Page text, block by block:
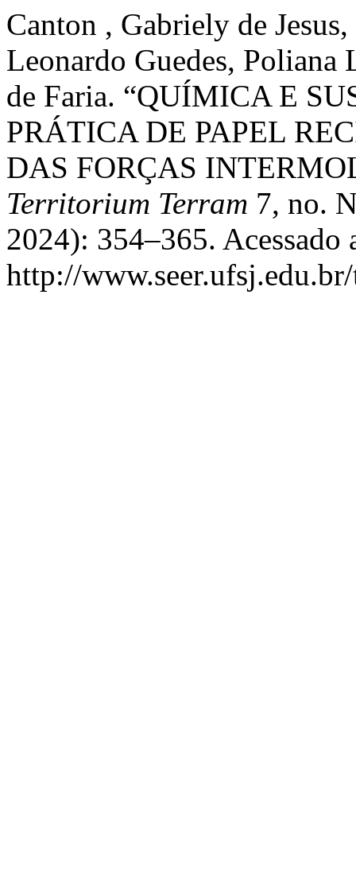
Canton , Gabriely de
Leonardo Guedes, Poliana
de Faria. “QUÍMICA E
PRÁTICA DE PAPEL
DAS FORÇAS
Territorium Terram 7, no.
2024): 354–365. Acessado
http://